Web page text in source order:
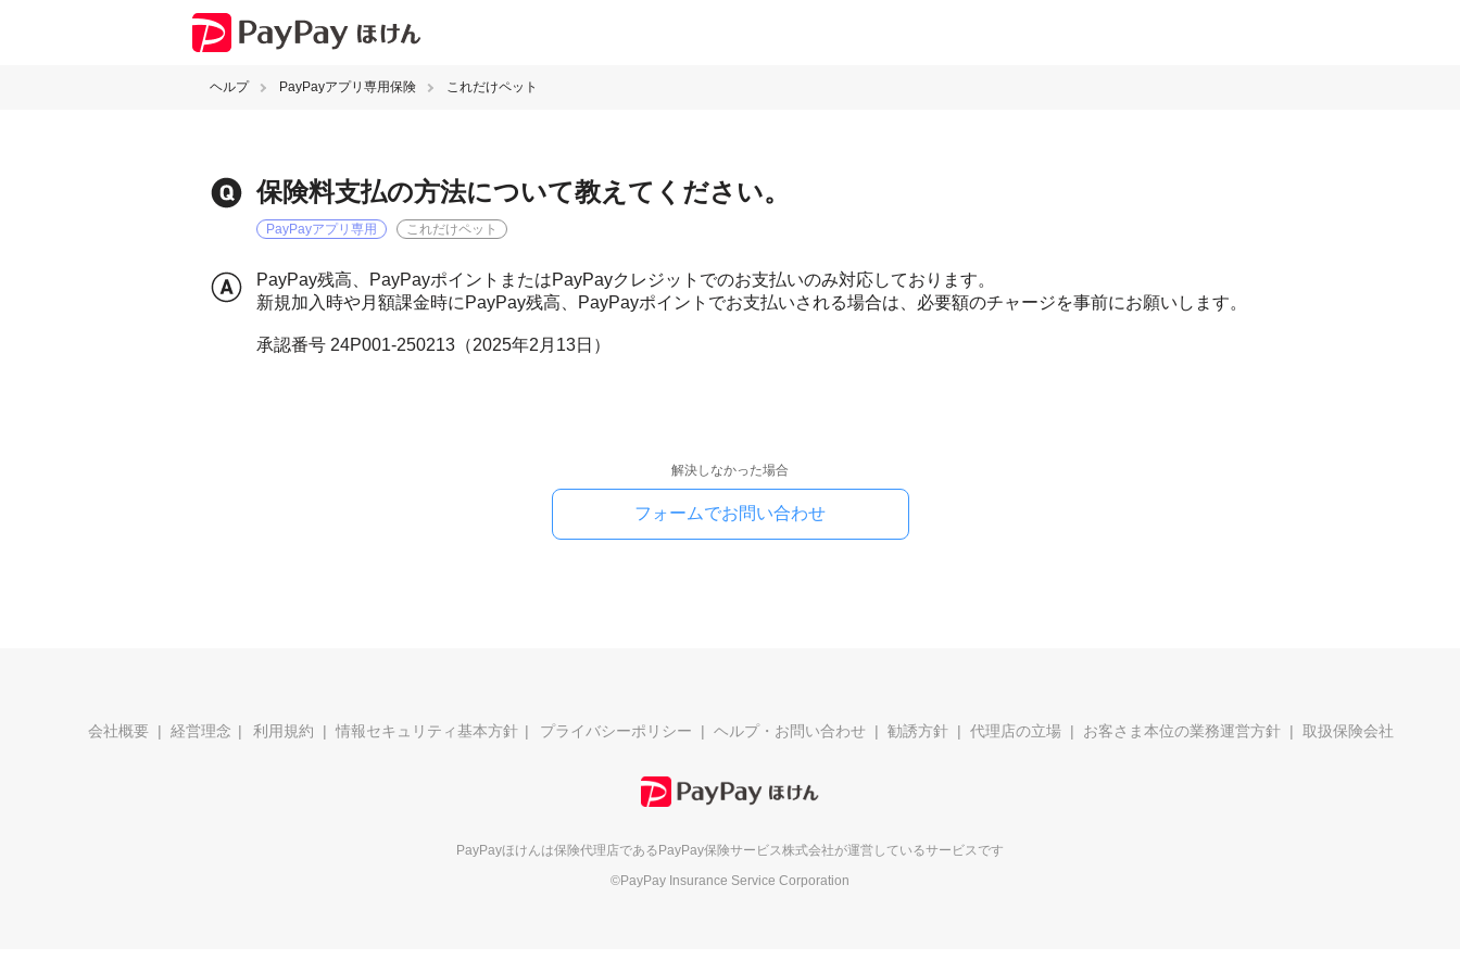
ヘルプ PayPayアプリ専用保険 これだけペット
保険料支払の方法について教えてください。
PayPayアプリ専用 これだけペット
PayPay残高、PayPayポイントまたはPayPayクレジットでのお支払いのみ対応しております。
新規加入時や月額課金時にPayPay残高、PayPayポイントでお支払いされる場合は、必要額のチャージを事前にお願いします。
承認番号 24P001-250213（2025年2月13日）
解決しなかった場合
フォームでお問い合わせ
会社概要 経営理念 利用規約 情報セキュリティ基本方針 プライバシーポリシー ヘルプ・お問い合わせ 勧誘方針 代理店の立場 お客さま本位の業務運営方針 取扱保険会社
PayPayほけんは保険代理店である PayPay保険サービス株式会社が運営しているサービスです
©PayPay Insurance Service Corporation